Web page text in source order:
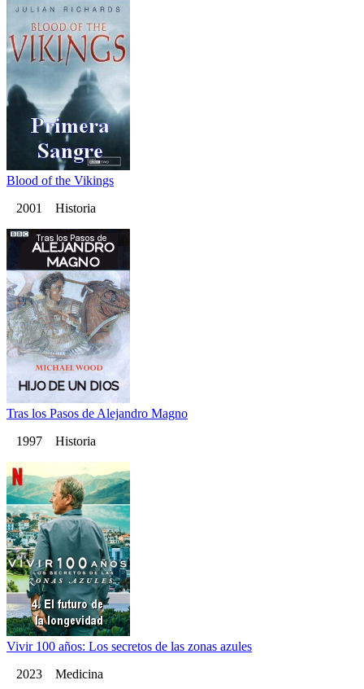
Blood of the Vikings
2001 Historia
Tras los Pasos de Alejandro Magno
1997 Historia
Vivir 100 años: Los secretos de las zonas azules
2023 Medicina